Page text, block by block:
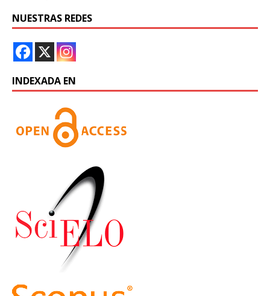
NUESTRAS REDES
INDEXADA EN